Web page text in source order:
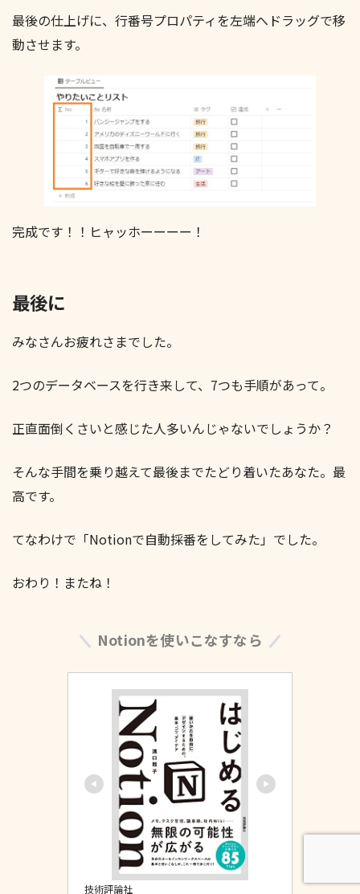
最後の仕上げに、行番号プロパティを左端へドラッグで移
動させます。
完成です！！ヒャッホーーーー！
最後に
みなさんお疲れさまでした。
2つのデータベースを行き来して、7つも手順があって。
正直面倒くさいと感じた人多いんじゃないでしょうか？
そんな手間を乗り越えて最後までたどり着いたあなた。最
高です。
てなわけで「Notionで自動採番をしてみた」でした。
おわり！またね！
Notionを使いこなすなら
技術評論社